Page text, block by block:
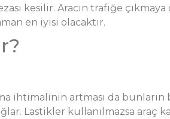
kesilir. Aracın trafiğe
en iyisi olacaktır.
ihtimalinin artması da bunların
Lastikler kullanılmazsa araç